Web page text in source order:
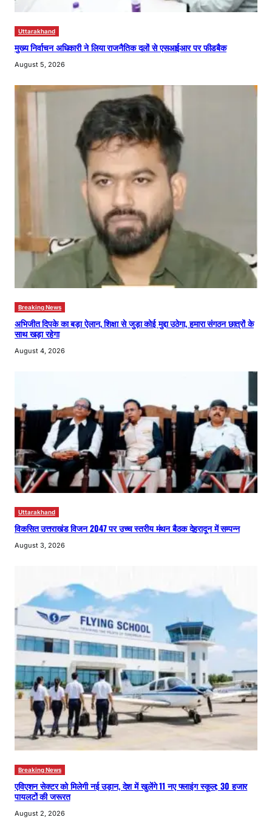
Uttarakhand
मुख्य निर्वाचन अधिकारी ने लिया राजनैतिक दलों से एसआईआर पर फीडबैक
August 5, 2026
Breaking News
अभिजीत दिपके का बड़ा ऐलान, शिक्षा से जुड़ा कोई मुद्दा उठेगा, हमारा संगठन छात्रों के
साथ खड़ा रहेगा
August 4, 2026
Uttarakhand
विकसित उत्तराखंड विजन 2047 पर उच्च स्तरीय मंथन बैठक देहरादून में सम्पन्न
August 3, 2026
Breaking News
एविएशन सेक्टर को मिलेगी नई उड़ान, देश में खुलेंगे 11 नए फ्लाइंग स्कूल; 30 हजार
पायलटों की जरूरत
August 2, 2026